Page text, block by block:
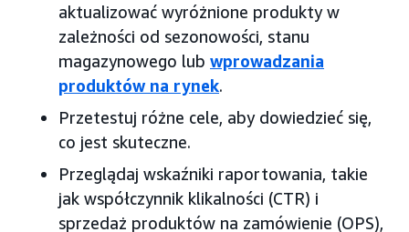
aktualizować wyróżnione produkty w
zależności od sezonowości, stanu
magazynowego lub wprowadzania
produktów na rynek.
Przetestuj różne cele, aby dowiedzieć się,
co jest skuteczne.
Przeglądaj wskaźniki raportowania, takie
jak współczynnik klikalności (CTR) i
sprzedaż produktów na zamówienie (OPS),